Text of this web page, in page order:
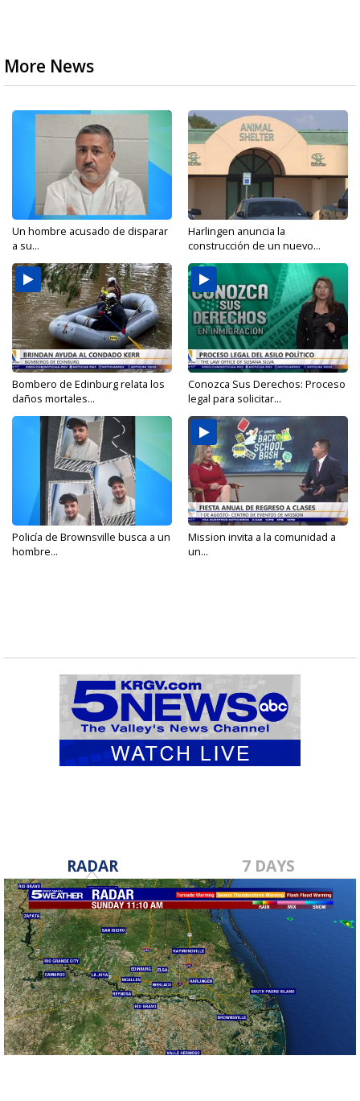
More News
Un hombre acusado de disparar
a su...
Harlingen anuncia la
construcción de un nuevo...
Bombero de Edinburg relata los
daños mortales...
Conozca Sus Derechos: Proceso
legal para solicitar...
Policía de Brownsville busca a un
hombre...
Mission invita a la comunidad a
un...
RADAR 7 DAYS